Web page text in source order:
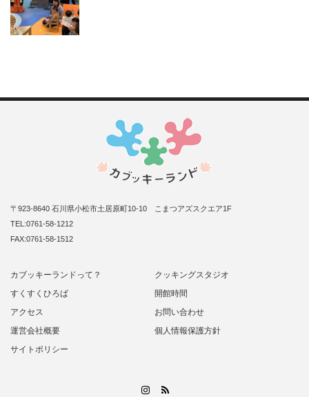
〒923-8640 石川県小松市土居原町10-10 こまつアズスクエア1F
TEL:0761-58-1212
FAX:0761-58-1512
カブッキーランドって？
クッキングスタジオ
すくすくひろば
開館時間
アクセス
お問い合わせ
運営会社概要
個人情報保護方針
サイトポリシー
Instagram